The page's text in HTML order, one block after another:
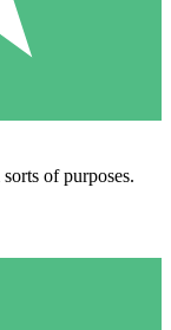
of purposes.